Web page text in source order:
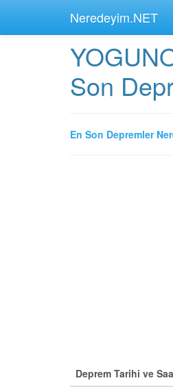
Neredeyim.NET
Son
En Son Depremler
Deprem Tarihi ve